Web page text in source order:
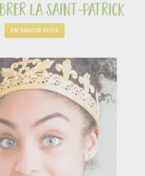
la saint-patrick
EN SAVOIR PLUS